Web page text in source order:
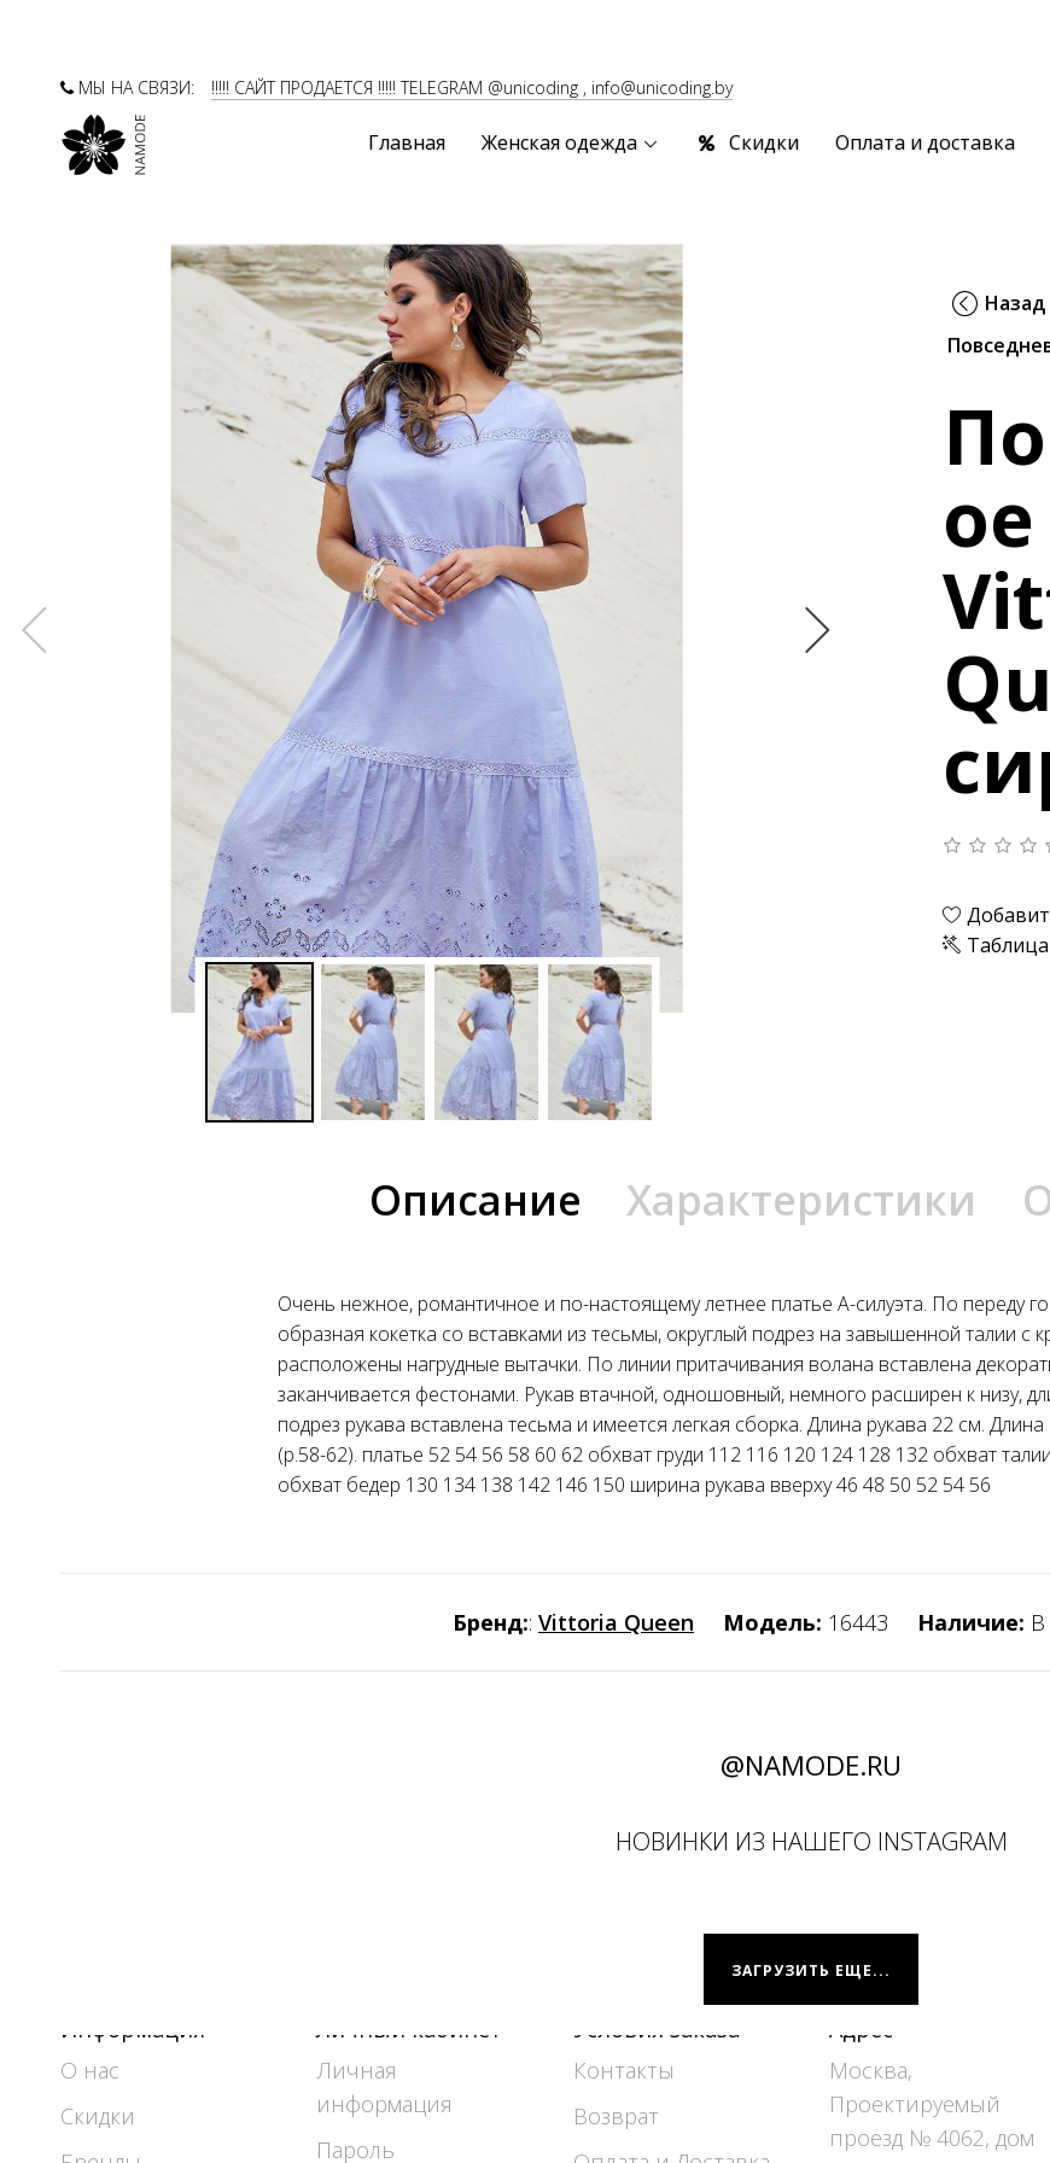
МЫ НА СВЯЗИ: !!!!! САЙТ ПРОДАЕТСЯ !!!!! TELEGRAM @unicoding , info@unicoding.by
Главная Женская одежда Скидки Оплата и доставка
Назад
Описание Характеристики
Очень нежное, романтичное и по-настоящему летнее платье А-силуэта. По переду
образная кокетка со вставками из тесьмы, округлый подрез на завышенной талии с
расположены нагрудные вытачки. По линии притачивания волана вставлена
заканчивается фестонами. Рукав втачной, одношовный, немного расширен к низу,
подрез рукава вставлена тесьма и имеется легкая сборка. Длина рукава 22 см.
(р.58-62). платье 52 54 56 58 60 62 обхват груди 112 116 120 124 128 132 обхват
обхват бедер 130 134 138 142 146 150 ширина рукава вверху 46 48 50 52 54 56
Бренд:: Vittoria Queen Модель: 16443 Наличие:
@NAMODE.RU
НОВИНКИ ИЗ НАШЕГО INSTAGRAM
ЗАГРУЗИТЬ ЕЩЕ...
Информация
О нас
Скидки
Личный кабинет
Личная
информация
Пароль
Условия заказа
Контакты
Возврат
Адрес
Москва,
Проектируемый
проезд № 4062, дом